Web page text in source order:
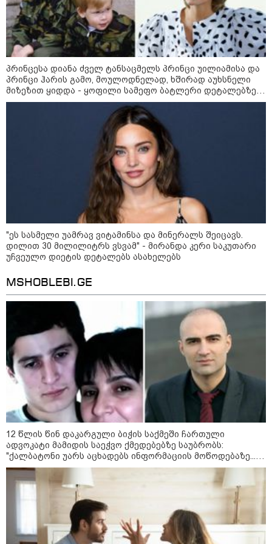
ბავშვმა, რომელიც 9 თვის
განმავლობაში
წარმოუდგენელი
ფსიქოლოგიური ტერორის ქვეშ
არის" - რას აცხადებს ნია
იმნაძის ადვოკატი?
კატეგორიის ყველა სიახლე
რატომ ჩაბნელდა საქართველო
მესამედ: საბოტაჟი, ტექნიკური
ხარვეზი თუ
არაპროფესიონალიზმი?! -
სანდრო თვალჭრელიძის ანალიზი
ჩაკეტილი „პოლიტიკური
სამკუთხედი“ - კულუარული
თამაშები, რომლებიც დიდი
სისხლის ფასად ჯდება
შესაძლებლობა შეიძლება
დასრულდეს“ - მირიან
მირიანაშვილის ანალიზი
ჯარისკაცი, რომელიც 29 წელი
იბრძოდა, რადგან ომის
დამთავრების არ სჯეროდა...
მეცნიერება
პრინცესა დიანა ძველ ტანსაცმელს პრინცი უილიამისა და
პრინცი ჰარის გამო, მოულოდნელად, ხშირად აუხსნელი
მიზეზით ყიდდა - ყოფილი სამეფო ბატლერი დეტალებზე
საკუთარ წიგნში საუბრობს
"ეს სასმელი უამრავ ვიტამინსა და მინერალს შეიცავს.
დილით 30 მილილიტრს ვსვამ" - მირანდა კერი საკუთარი
უჩვეულო დიეტის დეტალებს ასახელებს
MSHOBLEBI.GE
12 წლის წინ დაკარგული ბიჭის საქმეში ჩართული
ადვოკატი მამიდის საეჭვო ქმედებებზე საუბრობს:
"ქალბატონი უარს აცხადებს ინფორმაციის მოწოდებაზე...
წლობით მიმდინარეობდა საქმის ჩაფარცხვის ოპერაცია"